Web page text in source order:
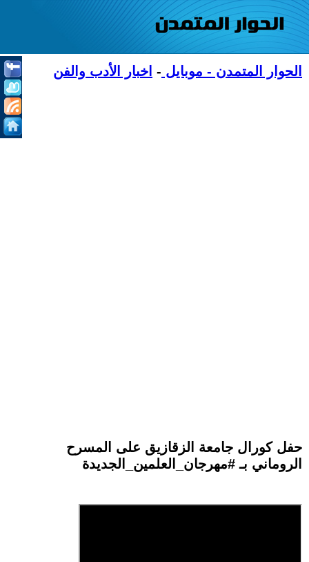
الحوار المتمدن - موبايل - اخبار الأدب والفن
حفل كورال جامعة الزقازيق على المسرح
الروماني بـ #مهرجان_العلمين_الجديدة